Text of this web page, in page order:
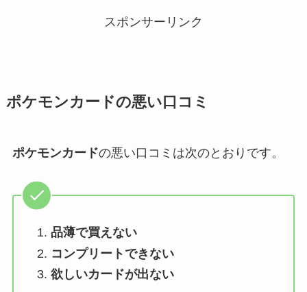
スポンサーリンク
ポケモンカードの悪い口コミ
ポケモンカードの悪い口コミは次のとおりです。
品薄で買えない
コンプリートできない
欲しいカードが出ない